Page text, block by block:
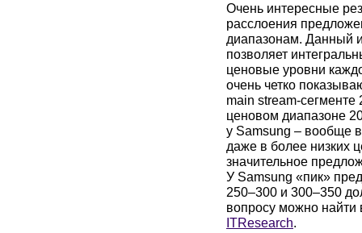
Очень интересные
расслоения
диапазонам. Данный
позволяет
ценовые уровни
очень четко
main stream-
ценовом диапазоне
у Samsung – вообще
даже в более низких
значительное
У Samsung «пик»
250–300 и 300–350
вопросу можно найти
ITResearch.